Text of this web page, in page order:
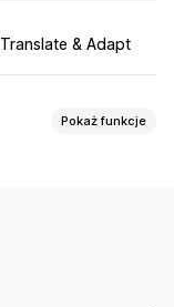
Translate & Adapt
Pokaż funkcje